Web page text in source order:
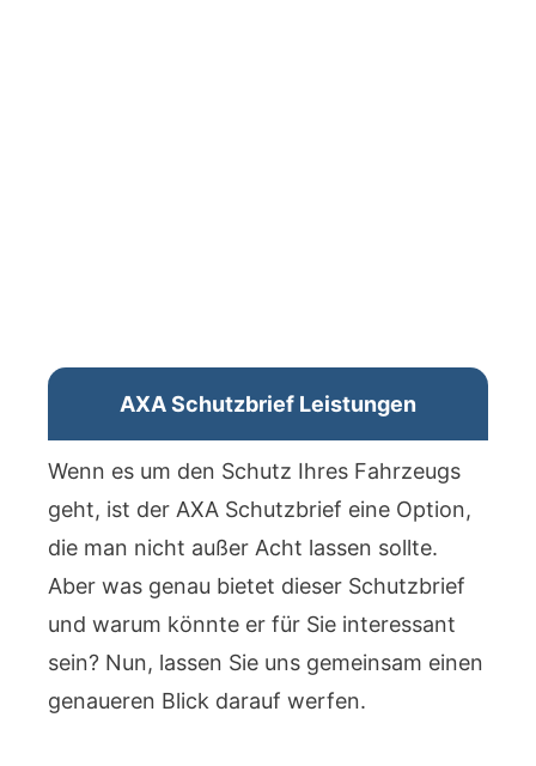
AXA Schutzbrief Leistungen
Wenn es um den Schutz Ihres Fahrzeugs
geht, ist der AXA Schutzbrief eine Option,
die man nicht außer Acht lassen sollte.
Aber was genau bietet dieser Schutzbrief
und warum könnte er für Sie interessant
sein? Nun, lassen Sie uns gemeinsam einen
genaueren Blick darauf werfen.